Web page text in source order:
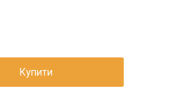
Купити